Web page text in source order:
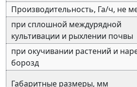
Производительность, Га/ч, не
при сплошной междурядной
культивации и рыхлении почвы
при окучивании растений и
борозд
Габаритные размеры, мм